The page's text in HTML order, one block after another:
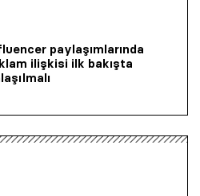
paylaşımlarında
ilişkisi ilk bakışta